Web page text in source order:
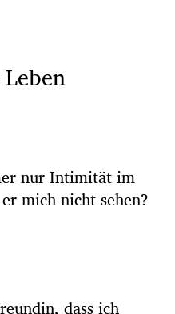
nur Intimität im
mich nicht sehen?
dass ich